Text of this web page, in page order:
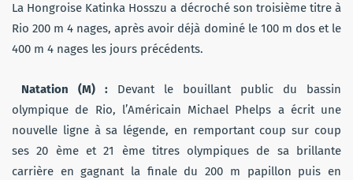
La Hongroise Katinka Hosszu a décroché son troisième titre à
Rio 200 m 4 nages, après avoir déjà dominé le 100 m dos et le
400 m 4 nages les jours précédents.
Natation (M) : Devant le bouillant public du bassin
olympique de Rio, l’Américain Michael Phelps a écrit une
nouvelle ligne à sa légende, en remportant coup sur coup
ses 20 ème et 21 ème titres olympiques de sa brillante
carrière en gagnant la finale du 200 m papillon puis en